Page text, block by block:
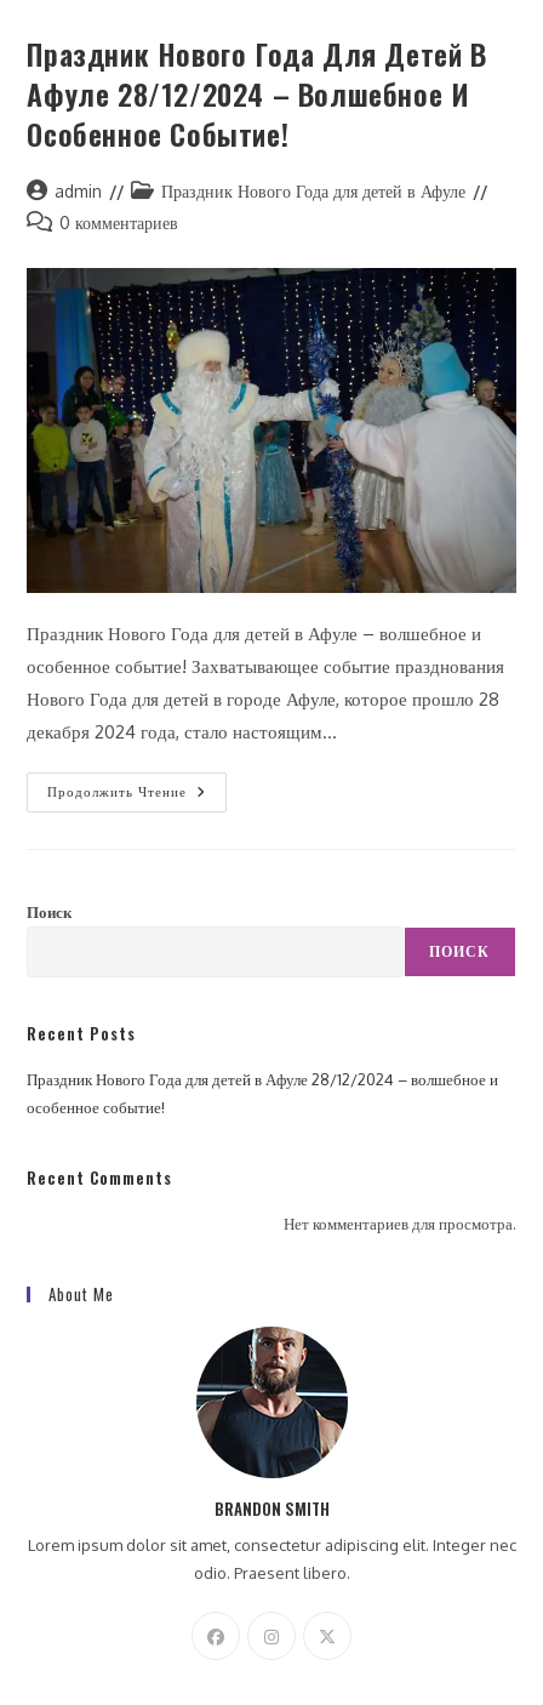
Праздник Нового Года Для Детей В
Афуле 28/12/2024 – Волшебное И
Особенное Событие!
admin
Праздник Нового Года для детей в Афуле
0 комментариев
Праздник Нового Года для детей в Афуле – волшебное и
особенное событие! Захватывающее событие празднования
Нового Года для детей в городе Афуле, которое прошло 28
декабря 2024 года, стало настоящим…
Продолжить Чтение
Поиск
ПОИСК
Recent Posts
Праздник Нового Года для детей в Афуле 28/12/2024 – волшебное и
особенное событие!
Recent Comments
Нет комментариев для просмотра.
About Me
BRANDON SMITH
Lorem ipsum dolor sit amet, consectetur adipiscing elit. Integer nec
odio. Praesent libero.